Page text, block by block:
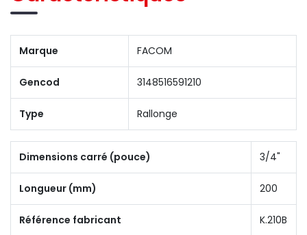
Marque FACOM
Gencod 3148516591210
Type Rallonge
Dimensions carré (pouce) 3/4"
Longueur (mm) 200
Référence fabricant K.210B